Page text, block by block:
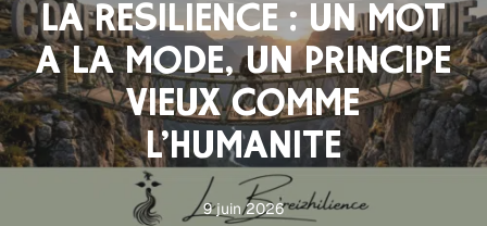
LA RÉSILIENCE : UN MOT
À LA MODE, UN PRINCIPE
VIEUX COMME
L’HUMANITÉ
9 juin 2026